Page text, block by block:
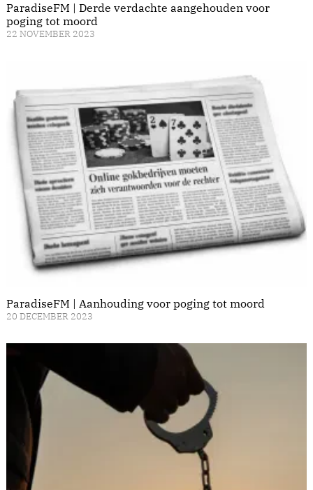
ParadiseFM | Derde verdachte aangehouden voor
poging tot moord
22 NOVEMBER 2023
ParadiseFM | Aanhouding voor poging tot moord
20 DECEMBER 2023